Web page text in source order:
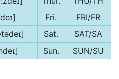
Fri.
FRI/FR
Sat.
SAT/SA
Sun. SUN/SU